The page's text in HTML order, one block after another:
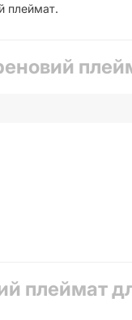
плеймат.
плеймат